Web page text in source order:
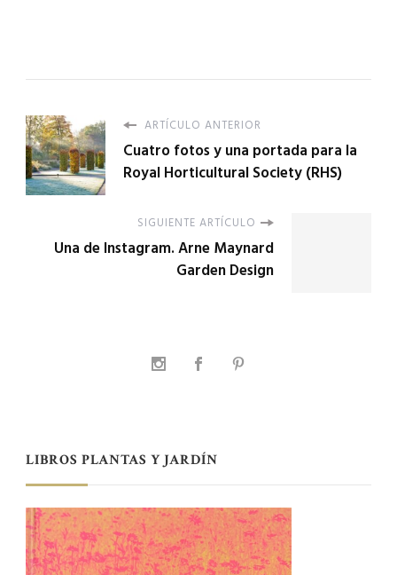
ARTÍCULO ANTERIOR
Cuatro fotos y una portada para la
Royal Horticultural Society (RHS)
SIGUIENTE ARTÍCULO
Una de Instagram. Arne Maynard
Garden Design
LIBROS PLANTAS Y JARDÍN